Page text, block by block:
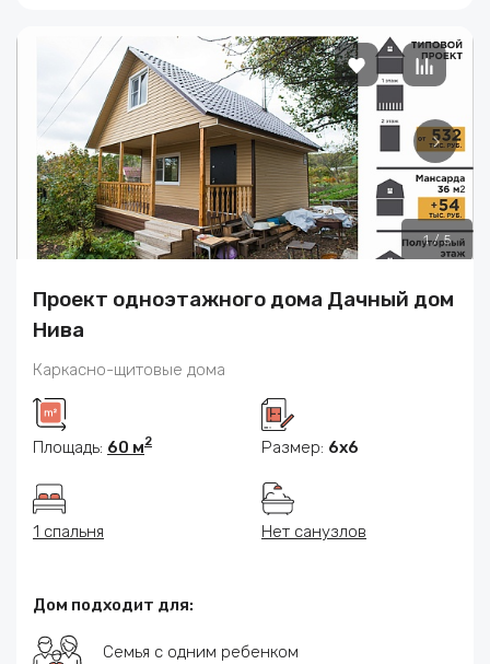
1 / 5
Проект одноэтажного дома Дачный дом
Нива
Каркасно-щитовые дома
Площадь: 60 м2 Размер: 6x6
1 спальня Нет санузлов
Дом подходит для:
Семья с одним ребенком